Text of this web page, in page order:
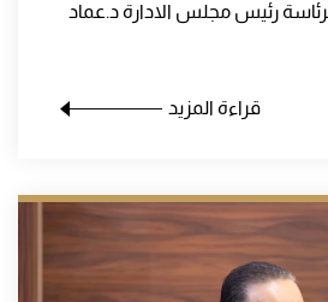
رئيس مجلس الادارة د.عماد
قراءة المزيد